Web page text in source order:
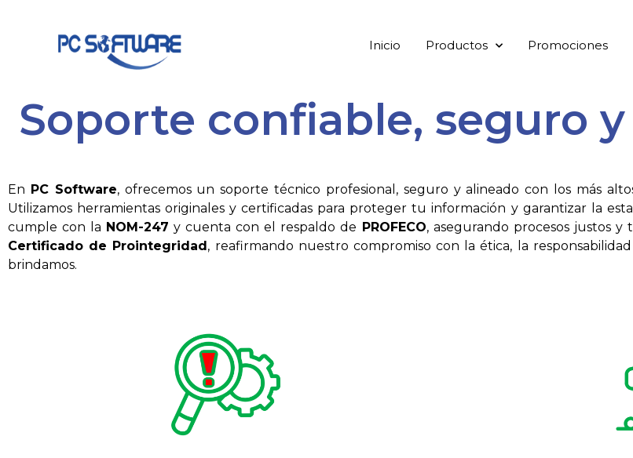
Inicio Productos Promociones
Soporte confiable, seguro
En PC Software, ofrecemos un soporte técnico profesional, seguro y alineado con los más
Utilizamos herramientas originales y certificadas para proteger tu información y garantizar la
cumple con la NOM-247 y cuenta con el respaldo de PROFECO, asegurando procesos justos y
Certificado de Prointegridad, reafirmando nuestro compromiso con la ética, la
brindamos.